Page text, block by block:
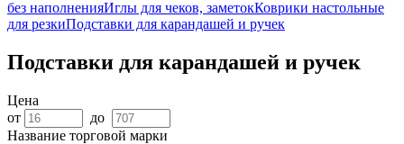
без наполненияИглы для чеков, заметокКоврики настольные
для резкиПодставки для карандашей и ручек
Подставки для карандашей и ручек
Цена
от
до
Название торговой марки